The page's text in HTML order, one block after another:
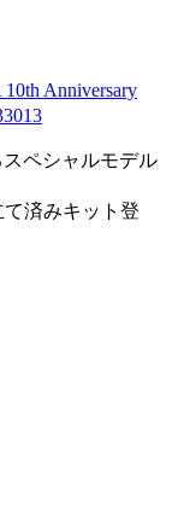
Anniversary
ペシャルモデル
済みキット登